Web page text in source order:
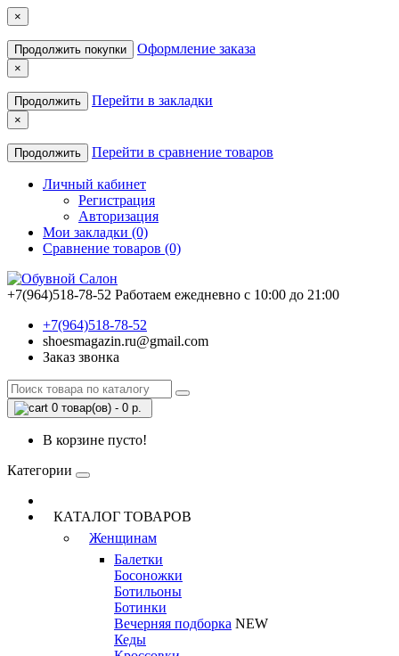
×
Продолжить покупки Оформление заказа
×
Продолжить Перейти в закладки
×
Продолжить Перейти в сравнение товаров
Личный кабинет
Регистрация
Авторизация
Мои закладки (0)
Сравнение товаров (0)
+7(964)518-78-52 Работаем ежедневно с 10:00 до 21:00
+7(964)518-78-52
shoesmagazin.ru@gmail.com
Заказ звонка
0 товар(ов) - 0 р.
В корзине пусто!
Категории
КАТАЛОГ ТОВАРОВ
Женщинам
Балетки
Босоножки
Ботильоны
Ботинки
Вечерняя подборка NEW
Кеды